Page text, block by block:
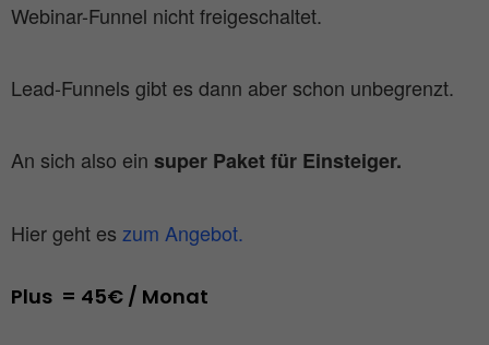
Webinar-Funnel nicht freigeschaltet.
Lead-Funnels gibt es dann aber schon unbegrenzt.
An sich also ein super Paket für Einsteiger.
Hier geht es zum Angebot.
Plus  = 45€ / Monat